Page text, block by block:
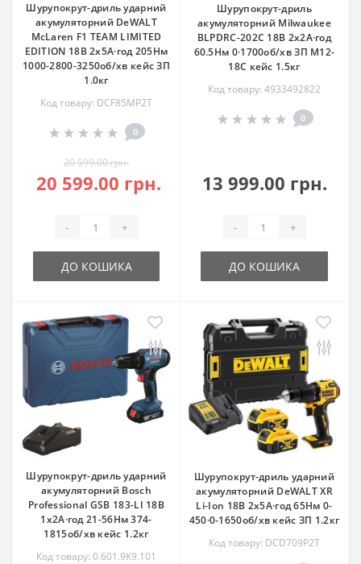
Шурупокрут-дриль ударний
акумуляторний DeWALT
McLaren F1 TEAM LIMITED
EDITION 18В 2х5А·год 205Нм
1000-2800-3250об/хв кейс ЗП
1.0кг
Код товару: DCF85MP2T
0
20 599.00 грн.
20 599.00 грн.
- +
ДО КОШИКА
Шурупокрут-дриль
акумуляторний Milwaukee
BLPDRC-202C 18В 2х2А·год
60.5Нм 0·1700об/хв ЗП M12-
18C кейс 1.5кг
Код товару: 4933492822
0
13 999.00 грн.
- +
ДО КОШИКА
Шурупокрут-дриль ударний
акумуляторний Bosch
Professional GSB 183-LI 18В
1х2А·год 21-56Нм 374-
1815об/хв кейс 1.2кг
Код товару: 0.601.9K9.101
Шурупокрут-дриль ударний
акумуляторний DeWALT XR
Li-Ion 18В 2х5А·год 65Нм 0-
450·0-1650об/хв кейс ЗП 1.2кг
Код товару: DCD709P2T